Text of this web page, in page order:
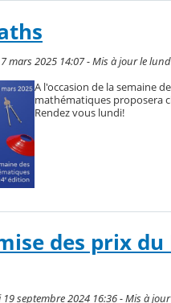
mars 2025 14:07 - Mis à jour le
A l'occasion de la semaine
mathématiques proposera
Rendez vous lundi!
des prix
septembre 2024 16:36 - Mis à